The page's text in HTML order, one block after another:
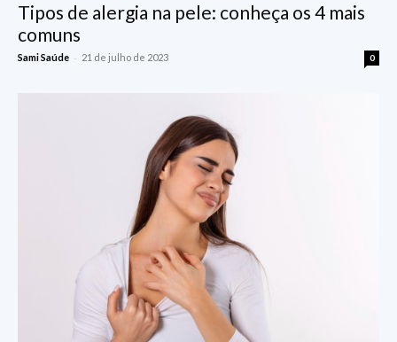
Tipos de alergia na pele: conheça os 4 mais
comuns
Sami Saúde - 21 de julho de 2023 0